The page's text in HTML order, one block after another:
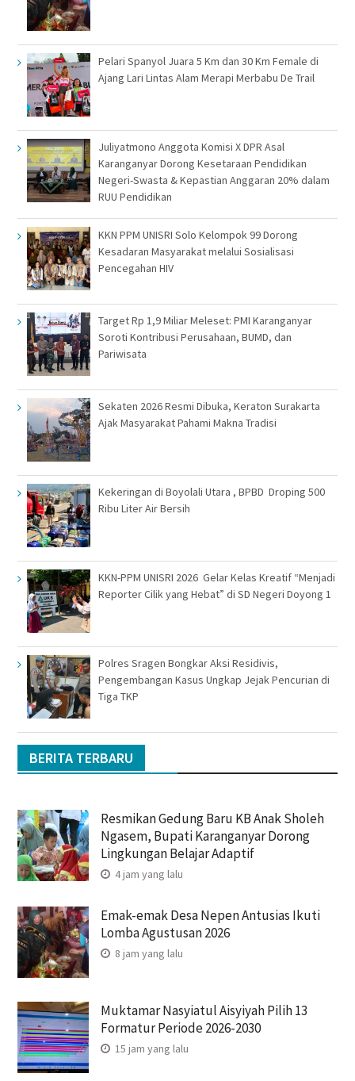
Pelari Spanyol Juara 5 Km dan 30 Km Female di
Ajang Lari Lintas Alam Merapi Merbabu De Trail
Juliyatmono Anggota Komisi X DPR Asal
Karanganyar Dorong Kesetaraan Pendidikan
Negeri-Swasta & Kepastian Anggaran 20% dalam
RUU Pendidikan
KKN PPM UNISRI Solo Kelompok 99 Dorong
Kesadaran Masyarakat melalui Sosialisasi
Pencegahan HIV
Target Rp 1,9 Miliar Meleset: PMI Karanganyar
Soroti Kontribusi Perusahaan, BUMD, dan
Pariwisata
Sekaten 2026 Resmi Dibuka, Keraton Surakarta
Ajak Masyarakat Pahami Makna Tradisi
Kekeringan di Boyolali Utara , BPBD Droping 500
Ribu Liter Air Bersih
KKN-PPM UNISRI 2026 Gelar Kelas Kreatif “Menjadi
Reporter Cilik yang Hebat” di SD Negeri Doyong 1
Polres Sragen Bongkar Aksi Residivis,
Pengembangan Kasus Ungkap Jejak Pencurian di
Tiga TKP
BERITA TERBARU
Resmikan Gedung Baru KB Anak Sholeh
Ngasem, Bupati Karanganyar Dorong
Lingkungan Belajar Adaptif
4 jam yang lalu
Emak-emak Desa Nepen Antusias Ikuti
Lomba Agustusan 2026
8 jam yang lalu
Muktamar Nasyiatul Aisyiyah Pilih 13
Formatur Periode 2026-2030
15 jam yang lalu